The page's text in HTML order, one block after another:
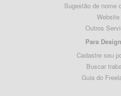
Sugestão de nome
Website
Outros
Para
Cadastre seu
Buscar
Guia do